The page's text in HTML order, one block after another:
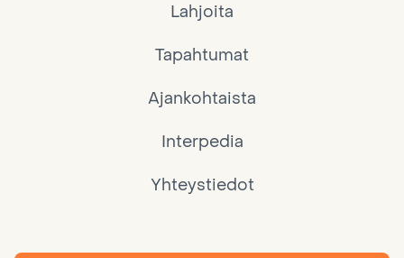
Lahjoita
Tapahtumat
Ajankohtaista
Interpedia
Yhteystiedot